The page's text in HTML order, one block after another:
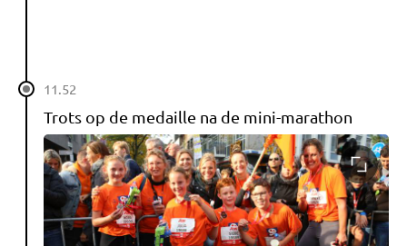
11.52
Trots op de medaille na de mini-marathon